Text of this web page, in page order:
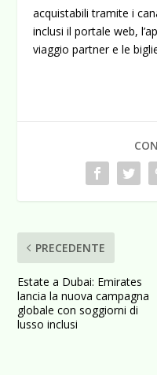
acquistabili tramite i
inclusi il portale web,
viaggio partner e le
PRECEDENTE
Estate a Dubai: Emirates
lancia la nuova campagna
globale con soggiorni di
lusso inclusi